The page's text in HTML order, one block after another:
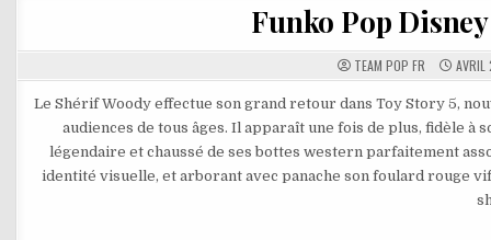
Funko Pop Disney
TEAM POP FR
Le Shérif Woody effectue son grand retour dans Toy Story 5,
audiences de tous âges. Il apparaît une fois de plus, fidèle
légendaire et chaussé de ses bottes western parfaitement
identité visuelle, et arborant avec panache son foulard rouge